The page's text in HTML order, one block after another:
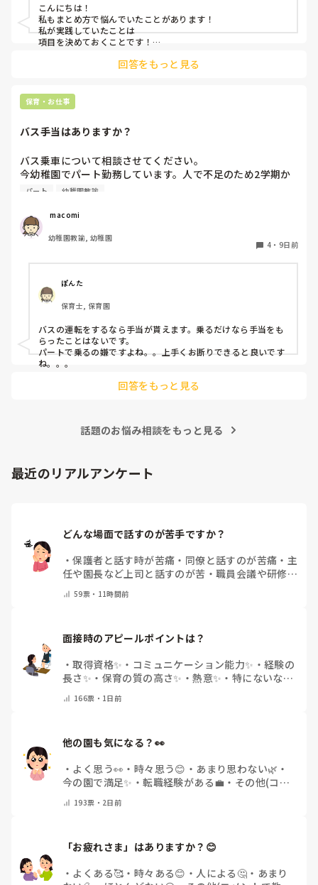
こんにちは！
私もまとめ方で悩んでいたことがあります！
私が実践していたことは
項目を決めておくことです！
・どんな遊びが好きか苦手か
などです！
それに加えて
回答をもっと見る
保育・お仕事
バス手当はありますか？
バス乗車について相談させてください。
今幼稚園でパート勤務しています。人で不足のため2学期か
らはバスにも乗ってほしいと言われてます。同じパートの先
果的にそう言うことを言わない私にバス乗車の話がやってき
ました。バスに乗る場合はバス手当があるものなのでしょう
か？？？
パート 幼稚園教諭
macomi
幼稚園教諭, 幼稚園
4 ・ 9日前
ぽんた
保育士, 保育園
バスの運転をするなら手当が貰えます。乗るだけなら手当をも
らったことはないです。
パートで乗るの嫌ですよね。。上手くお断りできると良いです
ね。。。
回答をもっと見る
話題のお悩み相談をもっと見る
最近のリアルアンケート
どんな場面で話すのが苦手ですか？
・保護者と話す時が苦痛 ・ 同僚と話すのが苦痛 ・ 主
任や園長など上司と話すのが苦 ・ 職員会議や研修場
他(コメントで教えてください)
59票・ 11時間前
面接時のアピールポイントは？
・取得資格✨ ・ コミュニケーション能力✨ ・ 経験の
長さ✨ ・ 保育の質の高さ✨ ・熱意✨ ・ 特にないな・
166票・ 1日前
他の園も気になる？👀
・ よく思う👀 ・ 時々思う😊 ・ あまり思わない🌿 ・
今の園で満足✨ ・転職経験がある💼 ・ その他(コメ
193票・ 2日前
「お疲れさま」はありますか？😊
・ よくある🥰 ・ 時々ある😊 ・ 人による🤔 ・ あまり